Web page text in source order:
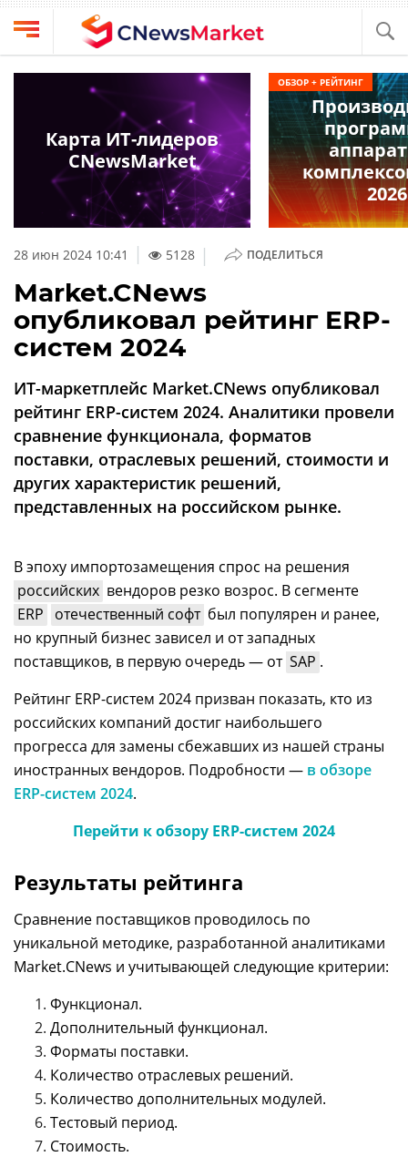
Выбрать
провайдера
Компании
обзоры
кабинет
О
проекте
Аналитика
Конференции
Техника
Об
издании
Max
Telegram
Дзен
VK
Rutube
CNews
Конференции
Техника
28 июн 2024 10:41 5128 | ПОДЕЛИТЬСЯ
Market.CNews
опубликовал рейтинг ERP-
систем 2024
ИТ-маркетплейс Market.CNews опубликовал
рейтинг ERP-систем 2024. Аналитики провели
сравнение функционала, форматов
поставки, отраслевых решений, стоимости и
других характеристик решений,
представленных на российском рынке.
В эпоху импортозамещения спрос на решения
российских вендоров резко возрос. В сегменте
ERP
отечественный софт был популярен и ранее,
но крупный бизнес зависел и от западных
поставщиков, в первую очередь — от SAP .
Рейтинг ERP-систем 2024 призван показать, кто из
российских компаний достиг наибольшего
прогресса для замены сбежавших из нашей страны
иностранных вендоров. Подробности — в обзоре
ERP-систем 2024.
Перейти к обзору ERP-систем 2024
Результаты рейтинга
Сравнение поставщиков проводилось по
уникальной методике, разработанной аналитиками
Market.CNews и учитывающей следующие критерии:
Функционал.
Дополнительный функционал.
Форматы поставки.
Количество отраслевых решений.
Количество дополнительных модулей.
Тестовый период.
Стоимость.
Карта ИТ-лидеров
CNewsMarket
2026
ОБЗОР + РЕЙТИНГ